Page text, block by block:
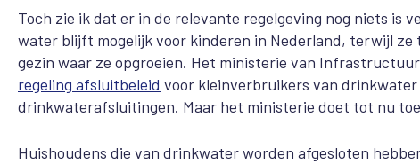
Toch zie ik dat er in de relevante regelgeving nog niets is
water blijft mogelijk voor kinderen in Nederland, terwijl ze
gezin waar ze opgroeien. Het ministerie van
regeling afsluitbeleid voor kleinverbruikers van drinkwater
drinkwaterafsluitingen. Maar het ministerie doet tot nu
Huishoudens die van drinkwater worden afgesloten